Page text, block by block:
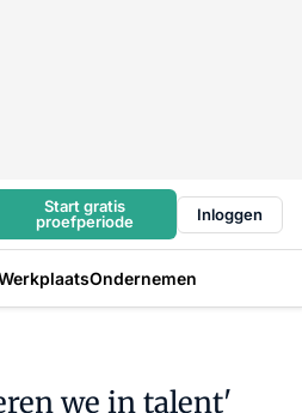
Start gratis
proefperiode
Inloggen
Ondernemen
we in talent'